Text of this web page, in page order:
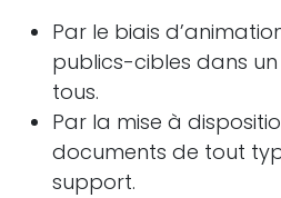
Par le biais
publics-cibles dans
tous.
Par la mise à
documents de tout
support.